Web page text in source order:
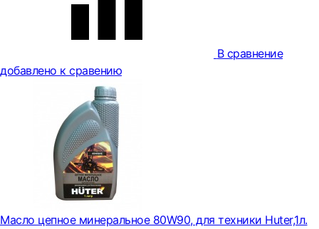
В сравнение
добавлено к сравению
Масло цепное минеральное 80W90, для техники Huter,1л.